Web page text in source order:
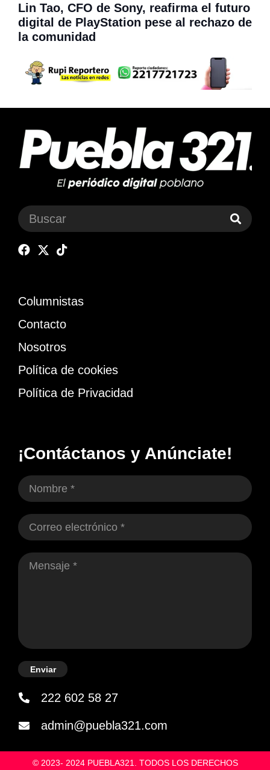
Lin Tao, CFO de Sony, reafirma el futuro
digital de PlayStation pese al rechazo de
la comunidad
Columnistas
Contacto
Nosotros
Política de cookies
Política de Privacidad
¡Contáctanos y Anúnciate!
Enviar
222 602 58 27
admin@puebla321.com
© 2023- 2024 PUEBLA321. TODOS LOS DERECHOS